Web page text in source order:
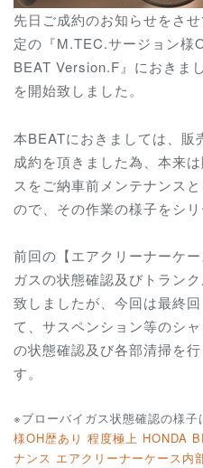
先日ご成約のお知らせをさ
定の『M.TEC.サージョン様
BEAT Version.F』におきま
を開始致しました。
本BEATにおきましては、販
成約を頂きました為、本来
スをご納車前メンテナンス
ので、その作業の様子をシリ
前回の【エアクリーナーケ
ガスの状態確認及びトラン
致しましたが、今回は最終
て、サスペンション等のシ
の状態確認及び各部清掃を
す。
※ブローバイガス状態確認の様
様OH歴あり 程度極上 HONDA
ナンス エアクリーナーケース内